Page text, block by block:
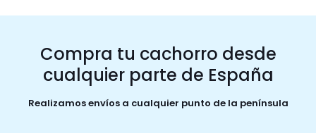
Compra tu cachorro desde
cualquier parte de España
Realizamos envíos a cualquier punto de la península